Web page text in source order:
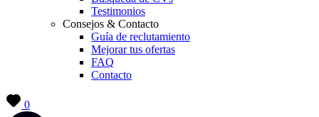
Testimonios
Consejos & Contacto
Guía de reclutamiento
Mejorar tus ofertas
FAQ
Contacto
0